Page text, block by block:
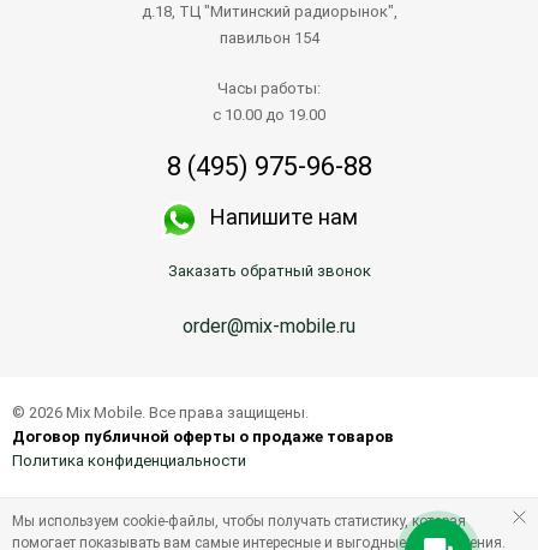
д.18, ТЦ "Митинский радиорынок",
павильон 154
Часы работы:
с 10.00 до 19.00
8 (495) 975-96-88
Напишите нам
Заказать обратный звонок
order@mix-mobile.ru
© 2026 Mix Mobile. Все права защищены.
Договор публичной оферты о продаже товаров
Политика конфиденциальности
Мы используем cookie-файлы, чтобы получать статистику, которая
помогает показывать вам самые интересные и выгодные предложения.